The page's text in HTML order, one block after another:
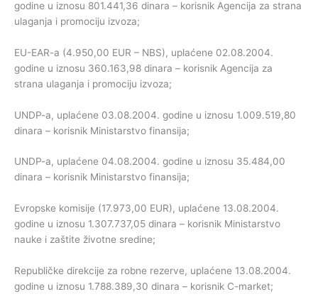
godine u iznosu 801.441,36 dinara – korisnik Agencija za strana
ulaganja i promociju izvoza;
EU-EAR-a (4.950,00 EUR – NBS), uplaćene 02.08.2004.
godine u iznosu 360.163,98 dinara – korisnik Agencija za
strana ulaganja i promociju izvoza;
UNDP-a, uplaćene 03.08.2004. godine u iznosu 1.009.519,80
dinara – korisnik Ministarstvo finansija;
UNDP-a, uplaćene 04.08.2004. godine u iznosu 35.484,00
dinara – korisnik Ministarstvo finansija;
Evropske komisije (17.973,00 EUR), uplaćene 13.08.2004.
godine u iznosu 1.307.737,05 dinara – korisnik Ministarstvo
nauke i zaštite životne sredine;
Republičke direkcije za robne rezerve, uplaćene 13.08.2004.
godine u iznosu 1.788.389,30 dinara – korisnik C-market;